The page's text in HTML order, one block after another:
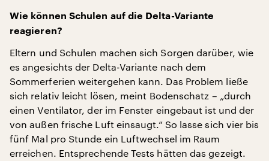
Wie können Schulen auf die Delta-Variante
reagieren?
Eltern und Schulen machen sich Sorgen darüber, wie
es angesichts der Delta-Variante nach dem
Sommerferien weitergehen kann. Das Problem ließe
sich relativ leicht lösen, meint Bodenschatz – „durch
einen Ventilator, der im Fenster eingebaut ist und der
von außen frische Luft einsaugt.“ So lasse sich vier bis
fünf Mal pro Stunde ein Luftwechsel im Raum
erreichen. Entsprechende Tests hätten das gezeigt.